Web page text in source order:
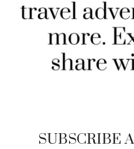
SUBSCRIBE